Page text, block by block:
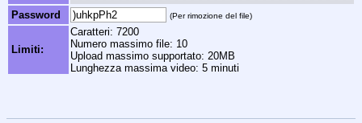
Password (Per rimozione del file)
Limiti:
Caratteri: 7200
Numero massimo file: 10
Upload massimo supportato: 20MB
Lunghezza massima video: 5 minuti